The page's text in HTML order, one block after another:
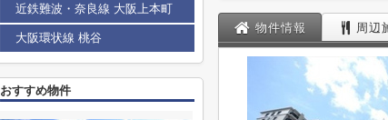
物件情報 周辺
近鉄難波・奈良線 大阪上本町
大阪環状線 桃谷
おすすめ物件